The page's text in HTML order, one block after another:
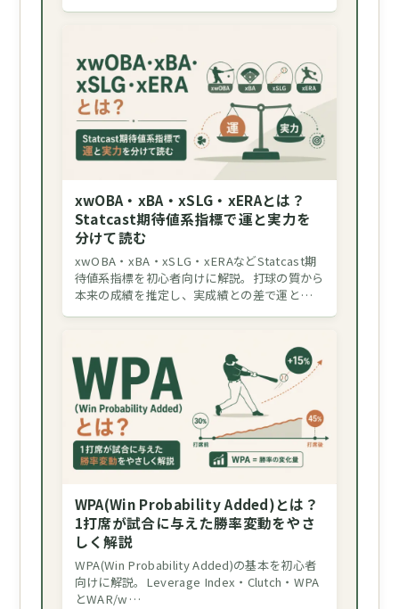
xwOBA・xBA・xSLG・xERAとは？
Statcast期待値系指標で運と実力を
分けて読む
xwOBA・xBA・xSLG・xERAなどStatcast期
待値系指標を初心者向けに解説。打球の質から
本来の成績を推定し、実成績との差で運と…
WPA(Win Probability Added)とは？
1打席が試合に与えた勝率変動をやさ
しく解説
WPA(Win Probability Added)の基本を初心者
向けに解説。Leverage Index・Clutch・WPA
とWAR/w…